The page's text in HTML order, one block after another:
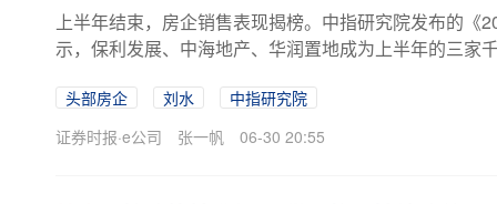
上半年结束，房企销售表现揭榜。中指研究院发布的《
示，保利发展、中海地产、华润置地成为上半年的三家
头部房企 刘水
中指研究院
证券时报·e公司
张一帆 06-30 20:55